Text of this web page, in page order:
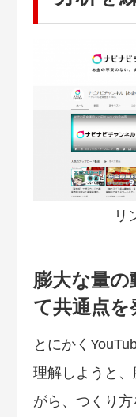
リ
膨大な量の
て共通点を
とにかく
理解しようと
がら、つくり